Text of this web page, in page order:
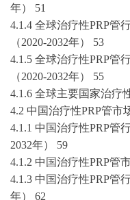
年）
51
4.1.4 全球治疗性PRP管
（2020-2032年）
53
4.1.5 全球治疗性PRP管
（2020-2032年）
55
4.1.6 全球主要国家治疗
4.2 中国治疗性PRP管市
4.1.1 中国治疗性PRP管
2032年）
59
4.1.2 中国治疗性PRP管
4.1.3 中国治疗性PRP管
年）
62